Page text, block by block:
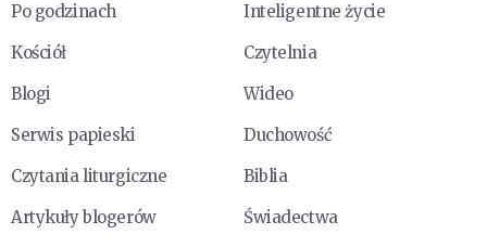
Po godzinach
Inteligentne życie
Kościół
Czytelnia
Blogi
Wideo
Serwis papieski
Duchowość
Czytania liturgiczne
Biblia
Artykuły blogerów
Świadectwa